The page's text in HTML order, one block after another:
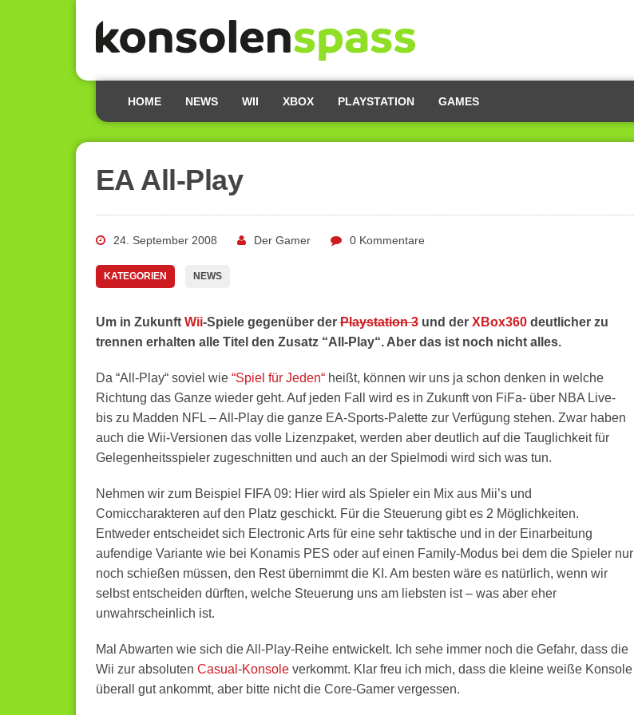
HOME NEWS WII XBOX PLAYSTATION GAMES
EA All-Play
24. September 2008 Der Gamer 0 Kommentare
KATEGORIEN NEWS
Um in Zukunft Wii-Spiele gegenüber derPlaystation 3und der XBox360deutlicher zu
trennen erhalten alle Titel den Zusatz “All-Play“. Aber das ist noch nicht alles.
Da “All-Play“ soviel wie “Spiel für Jeden“heißt, können wir uns ja schon denken in welche
Richtung das Ganze wieder geht. Auf jeden Fall wird es in Zukunft von FiFa- über NBA Live-
bis zu Madden NFL – All-Play die ganze EA-Sports-Palette zur Verfügung stehen. Zwar haben
auch die Wii-Versionen das volle Lizenzpaket, werden aber deutlich auf die Tauglichkeit für
Gelegenheitsspieler zugeschnitten und auch an der Spielmodi wird sich was tun.
Nehmen wir zum Beispiel FIFA 09: Hier wird als Spieler ein Mix aus Mii’s und
Comiccharakteren auf den Platz geschickt. Für die Steuerung gibt es 2 Möglichkeiten.
Entweder entscheidet sich Electronic Arts für eine sehr taktische und in der Einarbeitung
aufendige Variante wie bei Konamis PES oder auf einen Family-Modus bei dem die Spieler nur
noch schießen müssen, den Rest übernimmt die KI. Am besten wäre es natürlich, wenn wir
selbst entscheiden dürften, welche Steuerung uns am liebsten ist – was aber eher
unwahrscheinlich ist.
Mal Abwarten wie sich die All-Play-Reihe entwickelt. Ich sehe immer noch die Gefahr, dass die
Wii zur absoluten Casual -Konsoleverkommt. Klar freu ich mich, dass die kleine weiße Konsole
überall gut ankommt, aber bitte nicht die Core-Gamer vergessen.